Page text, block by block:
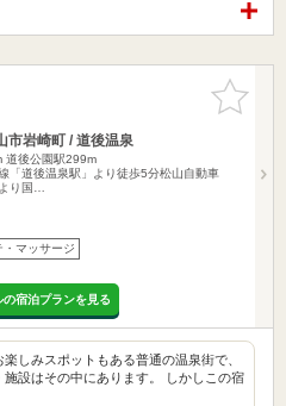
お気に入
りに追加
市岩崎町 / 道後温泉
道後公園駅299m
「道後温泉駅」より徒歩5分松山自動車
り国…
・マッサージ
宿泊プランを見る
しみスポットもある普通の温泉街で、
施設はその中にあります。 しかしこの宿